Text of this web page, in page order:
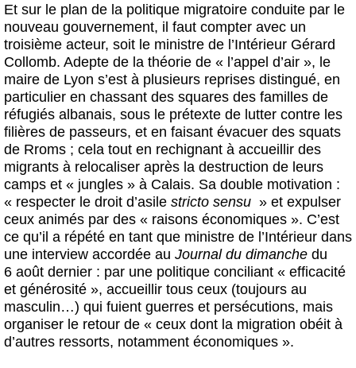
Et sur le plan de la politique migratoire conduite par le
nouveau gouvernement, il faut compter avec un
troisième acteur, soit le ministre de l’Intérieur Gérard
Collomb. Adepte de la théorie de « l’appel d’air », le
maire de Lyon s’est à plusieurs reprises distingué, en
particulier en chassant des squares des familles de
réfugiés albanais, sous le prétexte de lutter contre les
filières de passeurs, et en faisant évacuer des squats
de Rroms ; cela tout en rechignant à accueillir des
migrants à relocaliser après la destruction de leurs
camps et « jungles » à Calais. Sa double motivation :
« respecter le droit d’asile stricto sensu » et expulser
ceux animés par des « raisons économiques ». C’est
ce qu’il a répété en tant que ministre de l’Intérieur dans
une interview accordée au Journal du dimanche du
6 août dernier : par une politique conciliant « efficacité
et générosité », accueillir tous ceux (toujours au
masculin…) qui fuient guerres et persécutions, mais
organiser le retour de « ceux dont la migration obéit à
d’autres ressorts, notamment économiques ».